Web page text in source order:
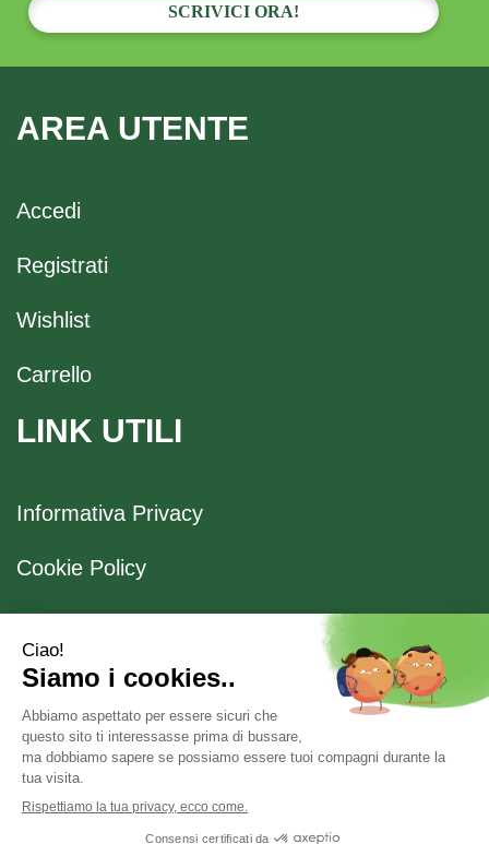
SCRIVICI ORA!
AREA UTENTE
Accedi
Registrati
Wishlist
Carrello
LINK UTILI
Informativa Privacy
Cookie Policy
Spedizione e Ritiro
Modalità di Pagamento
Farmacia Boccaccio
- Numero R.E.A.: 1041523